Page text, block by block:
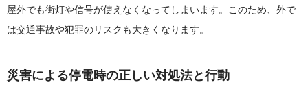
屋外でも街灯や信号が使えなくなってしまいます。このため、外で
は交通事故や犯罪のリスクも大きくなります。
災害による停電時の正しい対処法と行動